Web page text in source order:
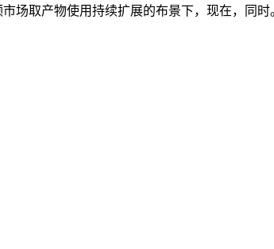
场取产物使用持续扩展的布景下，现在，同时